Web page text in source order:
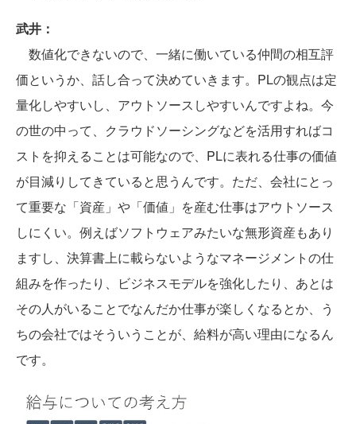
武井：
数値化できないので、一緒に働いている仲間の相互評
価というか、話し合って決めていきます。PLの観点は定
量化しやすいし、アウトソースしやすいんですよね。今
の世の中って、クラウドソーシングなどを活用すればコ
ストを抑えることは可能なので、PLに表れる仕事の価値
が目減りしてきていると思うんです。ただ、会社にとっ
て重要な「資産」や「価値」を産む仕事はアウトソース
しにくい。例えばソフトウェアみたいな無形資産もあり
ますし、決算書上に載らないようなマネージメントの仕
組みを作ったり、ビジネスモデルを強化したり、あとは
その人がいることでなんだか仕事が楽しくなるとか、う
ちの会社ではそういうことが、給料が高い理由になるん
です。